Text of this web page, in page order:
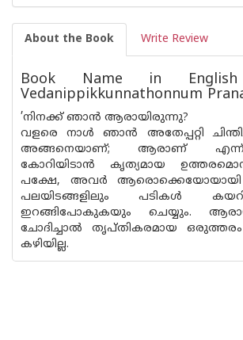
About the Book Write Review
Book Name in
Vedanippikkunnathonnum
’നിനക്ക് ഞാൻ ആരായിരുന്നു?
വളരെ നാൾ ഞാൻ അതേപ്പറ്റി
അങ്ങനെയാണ്; ആരാണ് എന്ന്
കോറിയിടാൻ കൃത്യമായ
പക്ഷേ, അവർ ആരൊക്കെയോയായി
പലയിടങ്ങളിലും പടികൾ
ഇറങ്ങിപോകുകയും ചെയ്യും.
ചോദിച്ചാൽ തൃപ്തികരമായ
കഴിയില്ല.